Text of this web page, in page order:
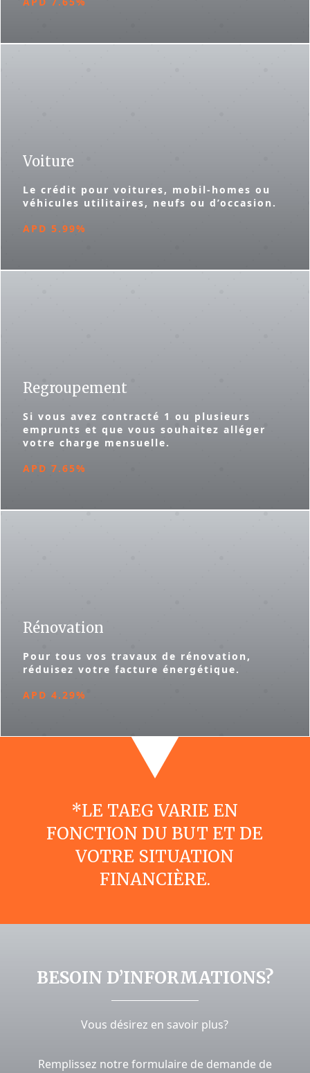
Voiture
Le crédit pour voitures, mobil-homes ou
véhicules utilitaires, neufs ou d’occasion.
APD 5.99%
Regroupement
Si vous avez contracté 1 ou plusieurs
emprunts et que vous souhaitez alléger
votre charge mensuelle.
APD 7.65%
Rénovation
Pour tous vos travaux de rénovation,
réduisez votre facture énergétique.
APD 4.29%
*LE TAEG VARIE EN
FONCTION DU BUT ET DE
VOTRE SITUATION
FINANCIÈRE.
BESOIN D’INFORMATIONS?
Vous désirez en savoir plus?
Remplissez notre formulaire de demande de